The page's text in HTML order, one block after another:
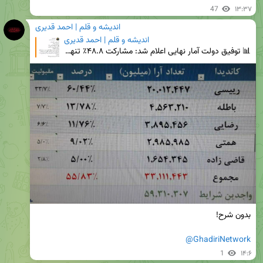
47 ۱۳:۳۷
اندیشه و قلم | احمد قدیری
اندیشه و قلم | احمد قدیری
📊 توفیق دولت ‏آمار نهایی اعلام شد: مشارکت ۴۸.۸٪ تنها ۱.۲٪ فاصله تا مرز ۵۰٪ آقایان روحانی و رحمانی!
@GhadiriNetwork
1 ۱۴:۶